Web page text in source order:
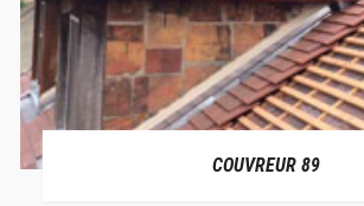
COUVREUR 89